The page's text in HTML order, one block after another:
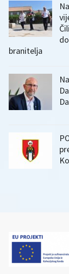
branitelja